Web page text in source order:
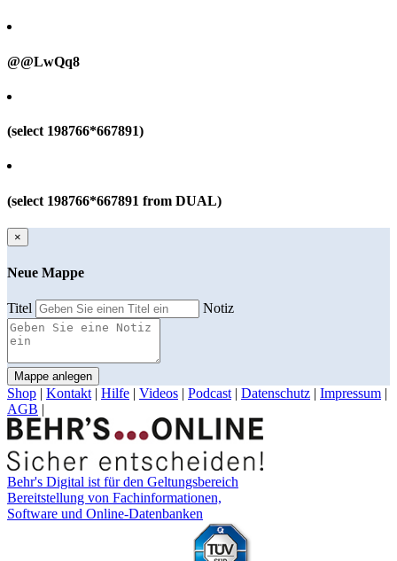
@@LwQq8
(select 198766*667891)
(select 198766*667891 from DUAL)
×
Neue Mappe
Titel Notiz
Mappe anlegen
Shop | Kontakt | Hilfe | Videos | Podcast | Datenschutz | Impressum |
AGB |
Behr's Digital ist für den Geltungsbereich
Bereitstellung von Fachinformationen,
Software und Online-Datenbanken